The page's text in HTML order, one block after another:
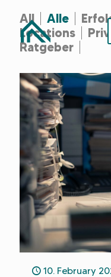
All Alle
Locations
Ratgeber
10. February